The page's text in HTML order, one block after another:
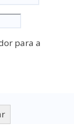
para a